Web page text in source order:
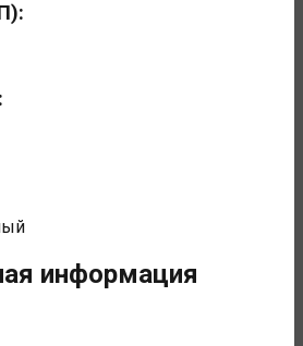
информация